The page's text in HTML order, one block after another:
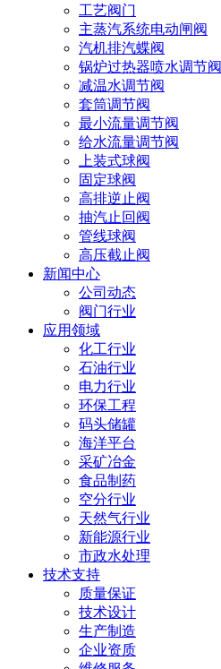
工艺阀门
主蒸汽系统电动闸阀
汽机排汽蝶阀
锅炉过热器喷水调节阀
减温水调节阀
套筒调节阀
最小流量调节阀
给水流量调节阀
上装式球阀
固定球阀
高排逆止阀
抽汽止回阀
管线球阀
高压截止阀
新闻中心
公司动态
阀门行业
应用领域
化工行业
石油行业
电力行业
环保工程
码头储罐
海洋平台
采矿冶金
食品制药
空分行业
天然气行业
新能源行业
市政水处理
技术支持
质量保证
技术设计
生产制造
企业资质